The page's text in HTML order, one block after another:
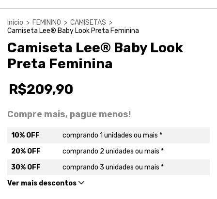
Início > FEMININO > CAMISETAS >
Camiseta Lee® Baby Look Preta Feminina
Camiseta Lee® Baby Look
Preta Feminina
R$209,90
Compre mais, pague menos!
10% OFF
comprando 1 unidades ou mais *
20% OFF
comprando 2 unidades ou mais *
30% OFF
comprando 3 unidades ou mais *
Ver mais descontos